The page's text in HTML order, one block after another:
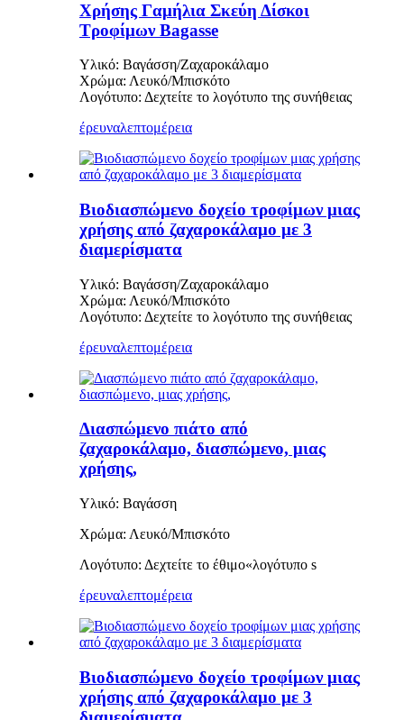
Χρήσης Γαμήλια Σκεύη Δίσκοι
Τροφίμων Bagasse
Υλικό: Βαγάσση/Ζαχαροκάλαμο
Χρώμα: Λευκό/Μπισκότο
Λογότυπο: Δεχτείτε το λογότυπο της συνήθειας
έρευναλεπτομέρεια
Βιοδιασπώμενο δοχείο τροφίμων μιας
χρήσης από ζαχαροκάλαμο με 3
διαμερίσματα
Υλικό: Βαγάσση/Ζαχαροκάλαμο
Χρώμα: Λευκό/Μπισκότο
Λογότυπο: Δεχτείτε το λογότυπο της συνήθειας
έρευναλεπτομέρεια
Διασπώμενο πιάτο από
ζαχαροκάλαμο, διασπώμενο, μιας
χρήσης,
Υλικό: Βαγάσση
Χρώμα: Λευκό/Μπισκότο
Λογότυπο: Δεχτείτε το έθιμο«λογότυπο s
έρευναλεπτομέρεια
Βιοδιασπώμενο δοχείο τροφίμων μιας
χρήσης από ζαχαροκάλαμο με 3